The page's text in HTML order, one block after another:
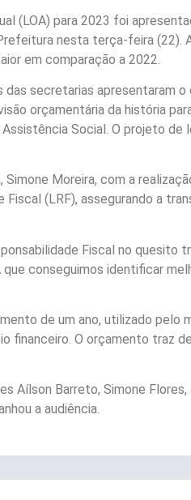
(LOA) para 2023 foi
nesta terça-feira (22).
em comparação a 2022.
secretarias apresentaram
orçamentária da história
Social. O projeto de
Moreira, com a
Fiscal (LRF), assegurando a
Fiscal no quesito
que conseguimos identificar
de um ano, utilizado
financeiro. O orçamento traz
Aílson Barreto, Simone
a audiência.